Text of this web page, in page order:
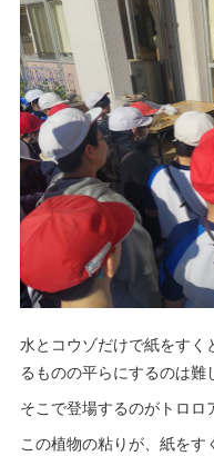
水とコウゾだけで紙をす
るものの平らにするのは難
そこで登場するのがトロロ
この植物の粘りが、紙をす